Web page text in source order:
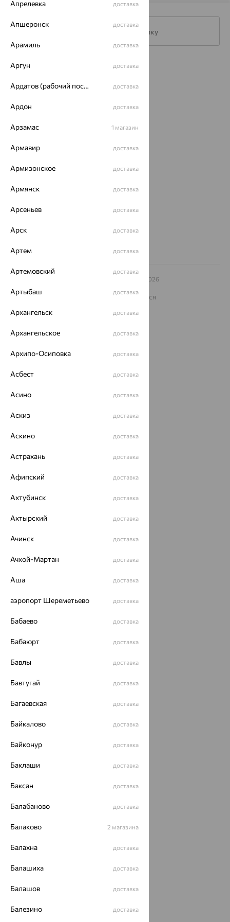
Подписаться на рассылку
Каталог
Акции
Магазины
Покупателям
О нас
ул. Зегеля, 27/2
8 (800) 250-02-30
– 2026
Архив акций
На информационном ресурсе применяются
Апрелевка доставка
Апшеронск доставка
Арамиль доставка
Аргун доставка
Ардатов (рабочий поселок) доставка
Ардон доставка
Арзамас 1 магазин
Армавир доставка
Армизонское доставка
Армянск доставка
Арсеньев доставка
Арск доставка
Артем доставка
Артемовский доставка
Артыбаш доставка
Архангельск доставка
Архангельское доставка
Архипо-Осиповка доставка
Асбест доставка
Асино доставка
Аскиз доставка
Аскино доставка
Астрахань доставка
Афипский доставка
Ахтубинск доставка
Ахтырский доставка
Ачинск доставка
Ачхой-Мартан доставка
Аша доставка
аэропорт Шереметьево доставка
Бабаево доставка
Бабаюрт доставка
Бавлы доставка
Бавтугай доставка
Багаевская доставка
Байкалово доставка
Байконур доставка
Баклаши доставка
Баксан доставка
Балабаново доставка
Балаково 2 магазина
Балахна доставка
Балашиха доставка
Балашов доставка
Балезино доставка